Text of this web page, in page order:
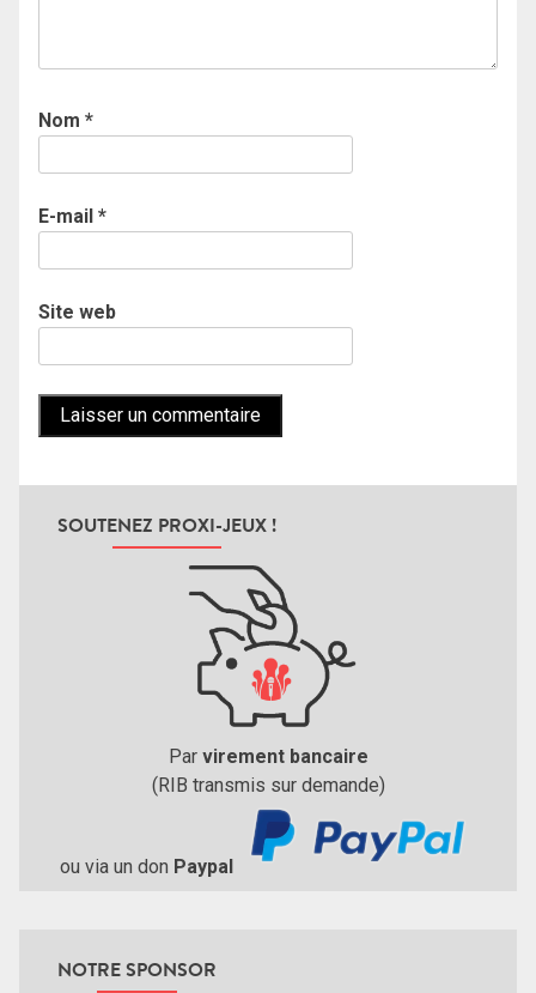
Nom *
E-mail *
Site web
SOUTENEZ PROXI-JEUX !
Par virement bancaire
(RIB transmis sur demande)
ou via un don Paypal
NOTRE SPONSOR